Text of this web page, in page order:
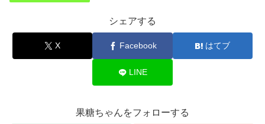
シェアする
X Facebook はてブ
LINE
果糖ちゃんをフォローする